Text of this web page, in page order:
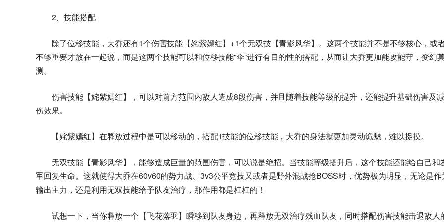
2、技能搭配
除了位移技能，大乔还有1个伤害技能【姹紫嫣红】+1个无双技【青影风华】。这两个技能并不是不够核心，或
不够重要才放在一起说，而是这两个技能可以和位移技能“伞”进行有目的性的搭配，从而让大乔更加能攻能守，变幻
测。
伤害技能【姹紫嫣红】，可以对前方范围内敌人造成8段伤害，并且随着技能等级的提升，还能提升基础伤害及减
伤效果。
【姹紫嫣红】在释放过程中是可以移动的，搭配1技能的位移技能，大乔的身法就更加灵动诡魅，难以捉摸。
无双技能【青影风华】，能够造成巨量的范围伤害，可以说是绝招。当技能等级提升后，这个技能还能给自己和
军回复生命。这就使得大乔在60v60的势力战、3v3公平竞技又或者是野外混战抢BOSS时，优势极为明显，无论是作
输出主力，还是利用无双技能给予队友治疗，那作用都是杠杠的！
试想一下，当你释放一个【飞花落羽】瞬移到队友身边，再释放无双治疗残血队友，同时搭配伤害技能击退敌人